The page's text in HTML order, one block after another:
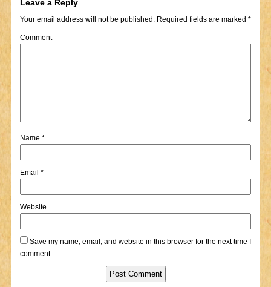
Leave a Reply
Your email address will not be published. Required fields are marked *
Comment
Name *
Email *
Website
Save my name, email, and website in this browser for the next time I
comment.